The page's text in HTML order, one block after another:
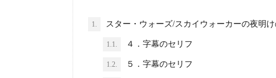
1. スター・ウォーズ/スカイウォーカーの夜明
1.1. ４．字幕のセリフ
1.2. ５．字幕のセリフ